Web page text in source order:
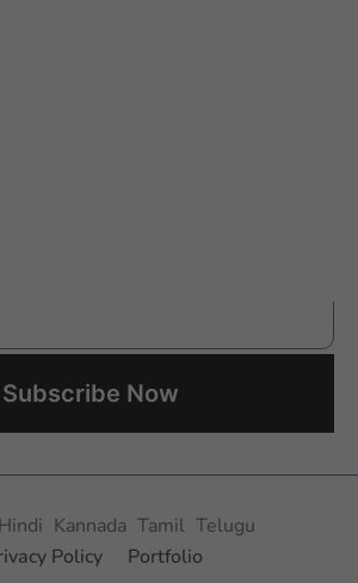
A Block,
New updates
Telugu Women Writers Foundation
Hindi Kannada Tamil Telugu
Policy
Portfolio